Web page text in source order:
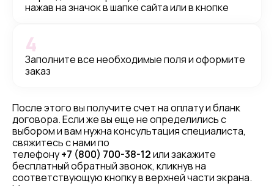
нажав на значок в шапке сайта или в кнопке
Заполните все необходимые поля и оформите
заказ
4
После этого вы получите счет на оплату и бланк
договора. Если же вы еще не определились с
выбором и вам нужна консультация специалиста,
свяжитесь с нами по
телефону+7 (800) 700-38-12или закажите
бесплатный обратный звонок, кликнув на
соответствующую кнопку в верхней части экрана.